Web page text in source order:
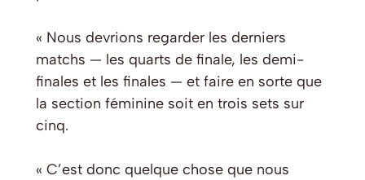
« Nous devrions regarder les derniers
matchs — les quarts de finale, les demi-
finales et les finales — et faire en sorte que
la section féminine soit en trois sets sur
cinq.
« C’est donc quelque chose que nous